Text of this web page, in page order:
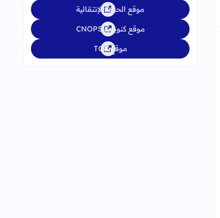
موقع الحركة الإنتقالية
موقع كنوبس CNOPS
موقع TGR